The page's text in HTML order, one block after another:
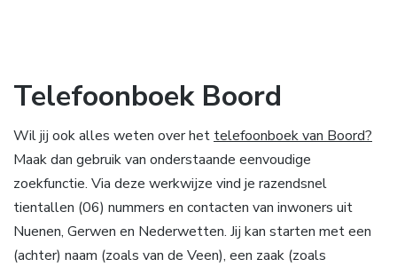
Telefoonboek Boord
Wil jij ook alles weten over het telefoonboek van Boord?
Maak dan gebruik van onderstaande eenvoudige
zoekfunctie. Via deze werkwijze vind je razendsnel
tientallen (06) nummers en contacten van inwoners uit
Nuenen, Gerwen en Nederwetten. Jij kan starten met een
(achter) naam (zoals van de Veen), een zaak (zoals